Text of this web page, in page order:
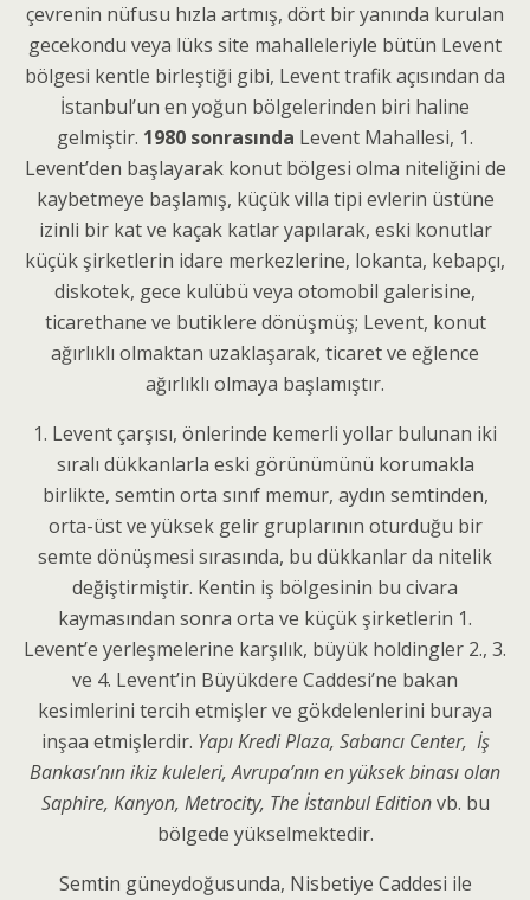
çevrenin nüfusu hızla artmış, dört bir yanında kurulan
gecekondu veya lüks site mahalleleriyle bütün Levent
bölgesi kentle birleştiği gibi, Levent trafik açısından da
İstanbul’un en yoğun bölgelerinden biri haline
gelmiştir. 1980 sonrasında Levent Mahallesi, 1.
Levent’den başlayarak konut bölgesi olma niteliğini de
kaybetmeye başlamış, küçük villa tipi evlerin üstüne
izinli bir kat ve kaçak katlar yapılarak, eski konutlar
küçük şirketlerin idare merkezlerine, lokanta, kebapçı,
diskotek, gece kulübü veya otomobil galerisine,
ticarethane ve butiklere dönüşmüş; Levent, konut
ağırlıklı olmaktan uzaklaşarak, ticaret ve eğlence
ağırlıklı olmaya başlamıştır.
1. Levent çarşısı, önlerinde kemerli yollar bulunan iki
sıralı dükkanlarla eski görünümünü korumakla
birlikte, semtin orta sınıf memur, aydın semtinden,
orta-üst ve yüksek gelir gruplarının oturduğu bir
semte dönüşmesi sırasında, bu dükkanlar da nitelik
değiştirmiştir. Kentin iş bölgesinin bu civara
kaymasından sonra orta ve küçük şirketlerin 1.
Levent’e yerleşmelerine karşılık, büyük holdingler 2., 3.
ve 4. Levent’in Büyükdere Caddesi’ne bakan
kesimlerini tercih etmişler ve gökdelenlerini buraya
inşaa etmişlerdir. Yapı Kredi Plaza, Sabancı Center, İş
Bankası’nın ikiz kuleleri, Avrupa’nın en yüksek binası olan
Saphire, Kanyon, Metrocity, The İstanbul Editionvb. bu
bölgede yükselmektedir.
Semtin güneydoğusunda, Nisbetiye Caddesi ile